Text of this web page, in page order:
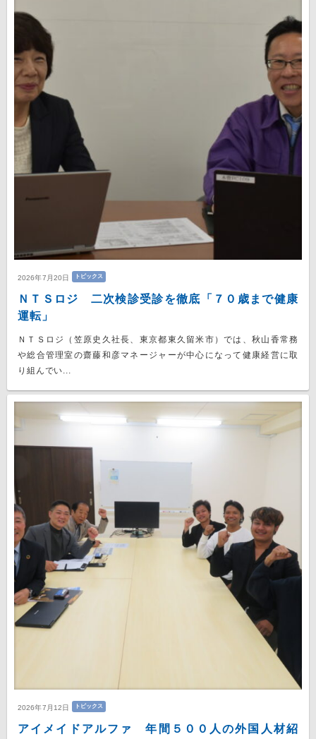
2026年7月20日 トピックス
ＮＴＳロジ 二次検診受診を徹底「７０歳まで健康
運転」
ＮＴＳロジ（笠原史久社長、東京都東久留米市）では、秋山香常務
や総合管理室の齋藤和彦マネージャーが中心になって健康経営に取
り組んでい...
2026年7月12日 トピックス
アイメイドアルファ 年間５００人の外国人材紹